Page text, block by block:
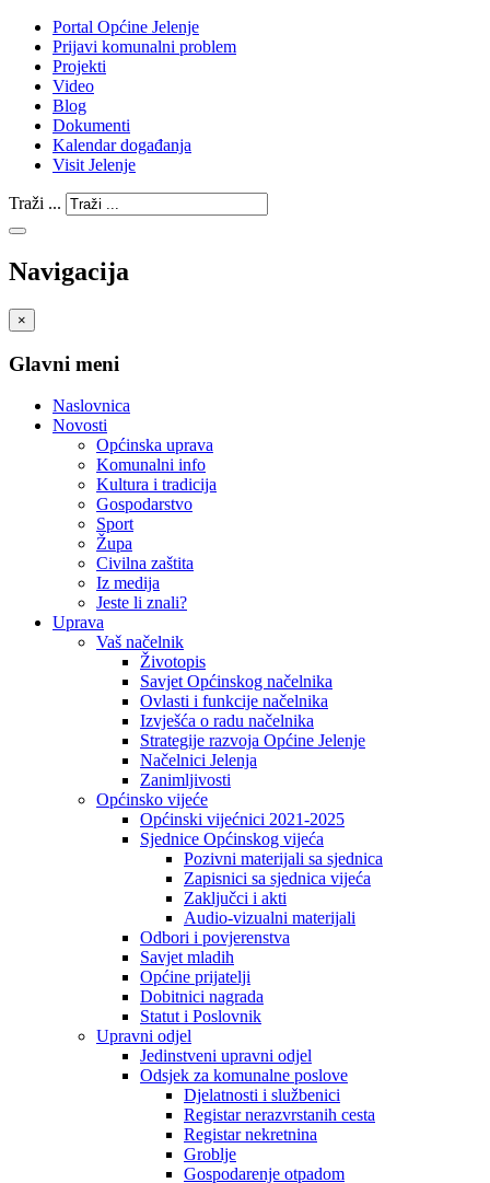
Portal Općine Jelenje
Prijavi komunalni problem
Projekti
Video
Blog
Dokumenti
Kalendar događanja
Visit Jelenje
Traži ...
Navigacija
×
Glavni meni
Naslovnica
Novosti
Općinska uprava
Komunalni info
Kultura i tradicija
Gospodarstvo
Sport
Župa
Civilna zaštita
Iz medija
Jeste li znali?
Uprava
Vaš načelnik
Životopis
Savjet Općinskog načelnika
Ovlasti i funkcije načelnika
Izvješća o radu načelnika
Strategije razvoja Općine Jelenje
Načelnici Jelenja
Zanimljivosti
Općinsko vijeće
Općinski vijećnici 2021-2025
Sjednice Općinskog vijeća
Pozivni materijali sa sjednica
Zapisnici sa sjednica vijeća
Zaključci i akti
Audio-vizualni materijali
Odbori i povjerenstva
Savjet mladih
Općine prijatelji
Dobitnici nagrada
Statut i Poslovnik
Upravni odjel
Jedinstveni upravni odjel
Odsjek za komunalne poslove
Djelatnosti i službenici
Registar nerazvrstanih cesta
Registar nekretnina
Groblje
Gospodarenje otpadom